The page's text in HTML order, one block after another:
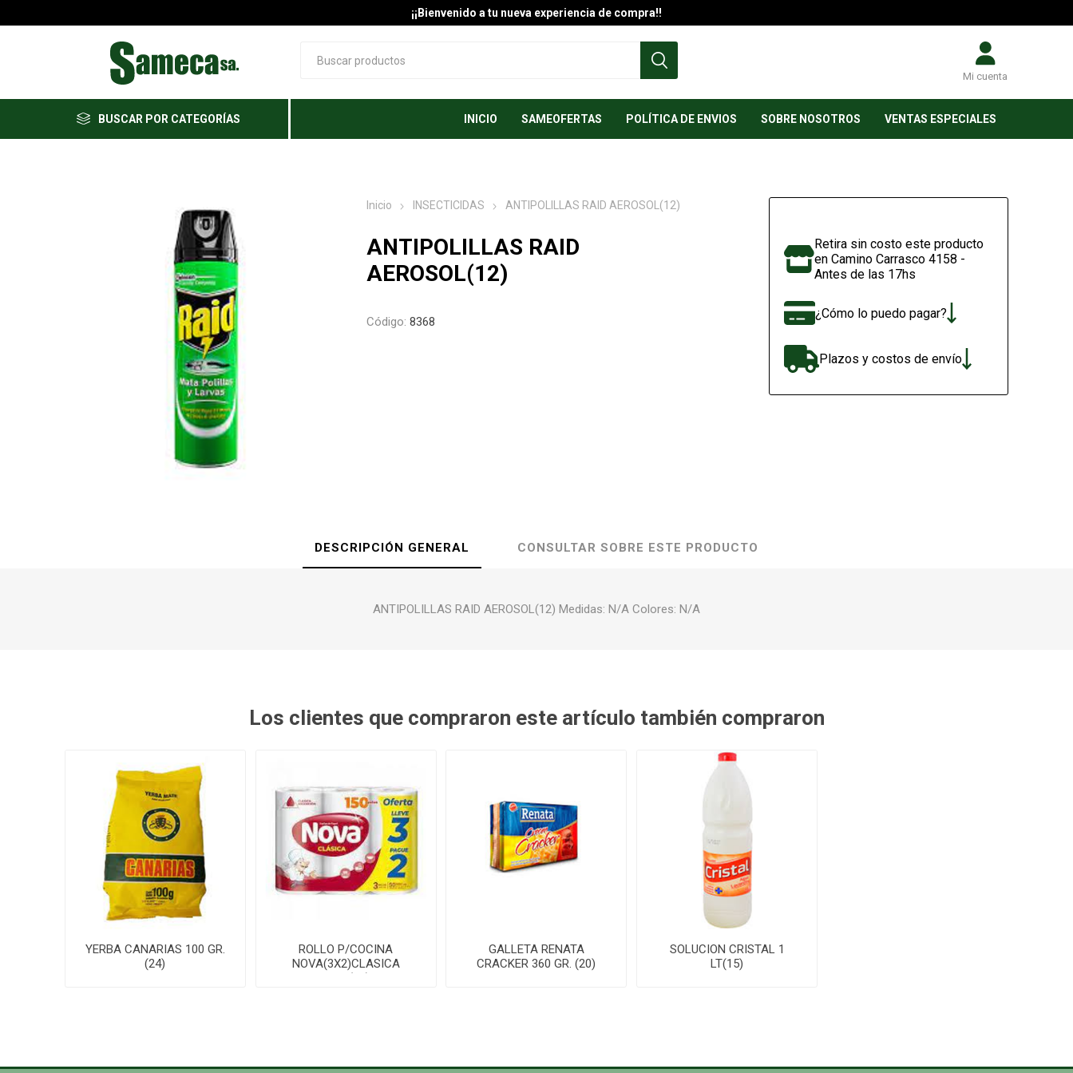
¡¡Bienvenido a tu nueva experiencia de compra!!
Mi cuenta
BUSCAR POR CATEGORÍAS INICIO SAMEOFERTAS POLÍTICA DE ENVIOS SOBRE NOSOTROS VENTAS ESPECIALES
Inicio INSECTICIDAS ANTIPOLILLAS RAID AEROSOL(12)
ANTIPOLILLAS RAID
AEROSOL(12)
Código: 8368
Retira sin costo este producto
en Camino Carrasco 4158 -
Antes de las 17hs
¿Cómo lo puedo pagar?
Plazos y costos de envío
DESCRIPCIÓN GENERAL CONSULTAR SOBRE ESTE PRODUCTO
ANTIPOLILLAS RAID AEROSOL(12) Medidas: N/A Colores: N/A
Los clientes que compraron este artículo también compraron
YERBA CANARIAS 100 GR.
(24)
ROLLO P/COCINA
NOVA(3X2)CLASICA
100P(10)
GALLETA RENATA
CRACKER 360 GR. (20)
SOLUCION CRISTAL 1
LT(15)